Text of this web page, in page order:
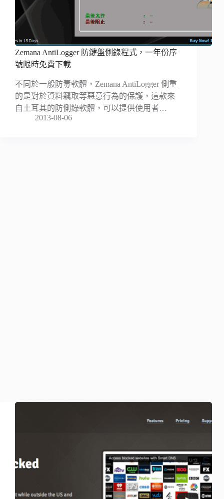
Zemana AntiLogger 防鍵盤側錄程式，一年份序
號限時免費下載
不同於一般防毒軟體，Zemana AntiLogger 側重
的是對於資料竊取等惡意行為的保護，這款來
自土耳其的防側錄軟體，可以提供使用者…
2013-08-06